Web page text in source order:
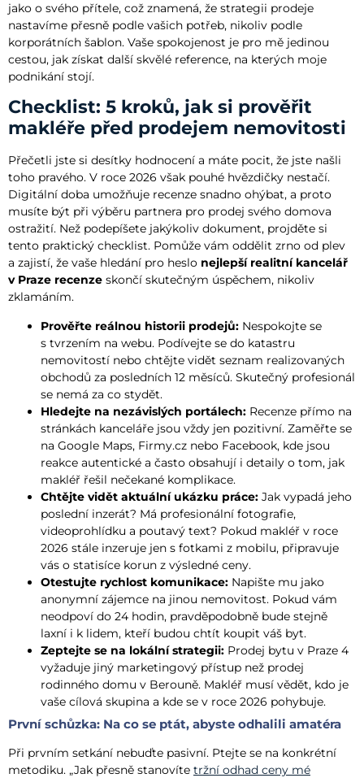
jako o svého přítele, což znamená, že strategii prodeje
nastavíme přesně podle vašich potřeb, nikoliv podle
korporátních šablon. Vaše spokojenost je pro mě jedinou
cestou, jak získat další skvělé reference, na kterých moje
podnikání stojí.
Checklist: 5 kroků, jak si prověřit
makléře před prodejem nemovitosti
Přečetli jste si desítky hodnocení a máte pocit, že jste našli
toho pravého. V roce 2026 však pouhé hvězdičky nestačí.
Digitální doba umožňuje recenze snadno ohýbat, a proto
musíte být při výběru partnera pro prodej svého domova
ostražití. Než podepíšete jakýkoliv dokument, projděte si
tento praktický checklist. Pomůže vám oddělit zrno od plev
a zajistí, že vaše hledání pro heslo nejlepší realitní kancelář
v Praze recenze skončí skutečným úspěchem, nikoliv
zklamáním.
Prověřte reálnou historii prodejů: Nespokojte se
s tvrzením na webu. Podívejte se do katastru
nemovitostí nebo chtějte vidět seznam realizovaných
obchodů za posledních 12 měsíců. Skutečný profesionál
se nemá za co stydět.
Hledejte na nezávislých portálech: Recenze přímo na
stránkách kanceláře jsou vždy jen pozitivní. Zaměřte se
na Google Maps, Firmy.cz nebo Facebook, kde jsou
reakce autentické a často obsahují i detaily o tom, jak
makléř řešil nečekané komplikace.
Chtějte vidět aktuální ukázku práce: Jak vypadá jeho
poslední inzerát? Má profesionální fotografie,
videoprohlídku a poutavý text? Pokud makléř v roce
2026 stále inzeruje jen s fotkami z mobilu, připravuje
vás o statisíce korun z výsledné ceny.
Otestujte rychlost komunikace: Napište mu jako
anonymní zájemce na jinou nemovitost. Pokud vám
neodpoví do 24 hodin, pravděpodobně bude stejně
laxní i k lidem, kteří budou chtít koupit váš byt.
Zeptejte se na lokální strategii: Prodej bytu v Praze 4
vyžaduje jiný marketingový přístup než prodej
rodinného domu v Berouně. Makléř musí vědět, kdo je
vaše cílová skupina a kde se v roce 2026 pohybuje.
První schůzka: Na co se ptát, abyste odhalili amatéra
Při prvním setkání nebuďte pasivní. Ptejte se na konkrétní
metodiku. „Jak přesně stanovíte tržní odhad ceny mé